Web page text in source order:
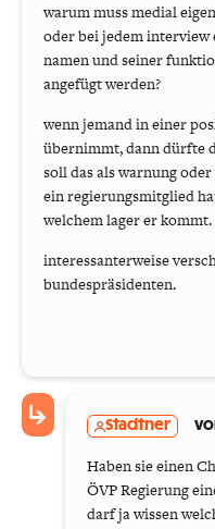
warum muss medial
oder bei jedem interview
namen und seiner
angefügt werden?
wenn jemand in einer
übernimmt, dann dürfte
soll das als warnung
ein regierungsmitglied
welchem lager er
interessanterweise
bundespräsidenten.
Stadtner
Haben sie einen
ÖVP Regierung
darf ja wissen